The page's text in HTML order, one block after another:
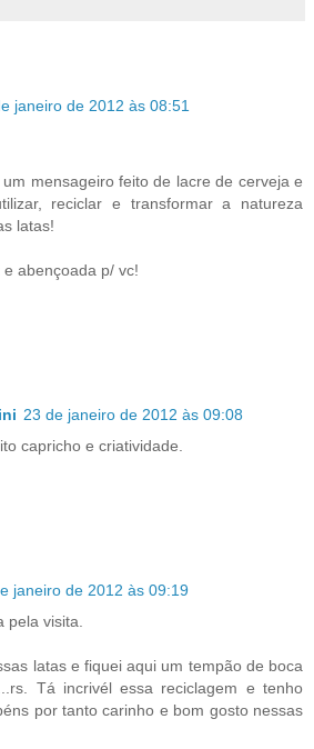
janeiro de 2012 às 08:51
mensageiro feito de lacre de cerveja e
reciclar e transformar a natureza
latas!
abençoada p/ vc!
23 de janeiro de 2012 às 09:08
capricho e criatividade.
janeiro de 2012 às 09:19
pela visita.
latas e fiquei aqui um tempão de boca
Tá incrivél essa reciclagem e tenho
por tanto carinho e bom gosto nessas